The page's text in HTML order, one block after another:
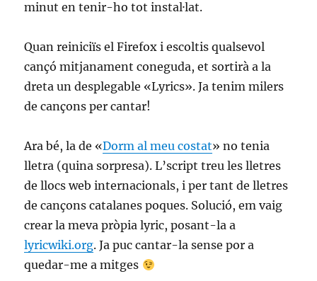
minut en tenir-ho tot instal·lat.
Quan reiniciïs el Firefox i escoltis qualsevol
cançó mitjanament coneguda, et sortirà a la
dreta un desplegable «Lyrics». Ja tenim milers
de cançons per cantar!
Ara bé, la de «Dorm al meu costat» no tenia
lletra (quina sorpresa). L’script treu les lletres
de llocs web internacionals, i per tant de lletres
de cançons catalanes poques. Solució, em vaig
crear la meva pròpia lyric, posant-la a
lyricwiki.org. Ja puc cantar-la sense por a
quedar-me a mitges